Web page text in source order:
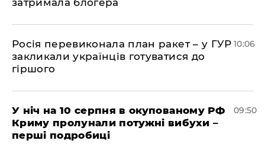
затримала блогера
Росія перевиконала план ракет – у ГУР
закликали українців готуватися до
гіршого
10:06
У ніч на 10 серпня в окупованому РФ
Криму пролунали потужні вибухи –
перші подробиці
09:50